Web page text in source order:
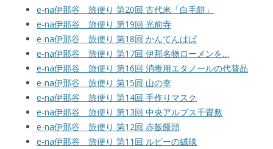
e-na伊那谷 旅便り 第20回 古代米「白毛餅」
e-na伊那谷 旅便り 第19回 光前寺
e-na伊那谷 旅便り 第18回 かんてんぱぱ
e-na伊那谷 旅便り 第17回 伊那名物ローメンを…
e-na伊那谷 旅便り 第16回 消毒用エタノールの代替品
e-na伊那谷 旅便り 第15回 山の幸
e-na伊那谷 旅便り 第14回 手作りマスク
e-na伊那谷 旅便り 第13回 中央アルプス千畳敷
e-na伊那谷 旅便り 第12回 赤飯饅頭
e-na伊那谷 旅便り 第11回 ルビーの絨毯